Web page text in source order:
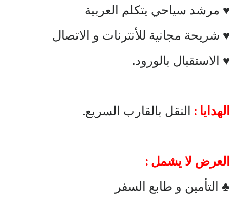
♥ مرشد سياحي يتكلم العربية
♥ شريحة مجانية للأنترنات و الاتصال
♥ الاستقبال بالورود.
الهدايا : النقل بالقارب السريع.
العرض لا يشمل :
♣ التأمين و طابع السفر